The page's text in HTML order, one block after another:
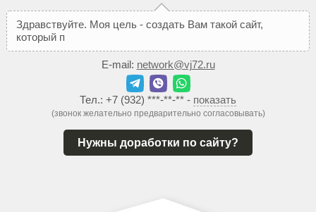
Здравствуйте. Моя цель - создать Вам такой сайт,
который п
E-mail: network@vj72.ru
Тел.: +7 (932) ***-**-** - показать
(звонок желательно предварительно согласовывать)
Нужны доработки по сайту?